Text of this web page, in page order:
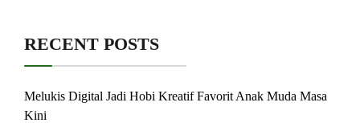
RECENT POSTS
Melukis Digital Jadi Hobi Kreatif Favorit Anak Muda Masa
Kini